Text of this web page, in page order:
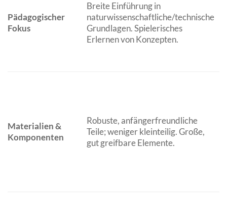
Pädagogischer
Fokus
Breite Einführung in
naturwissenschaftliche/technische
Grundlagen. Spielerisches
Erlernen von Konzepten.
Materialien &
Komponenten
Robuste, anfängerfreundliche
Teile; weniger kleinteilig. Große,
gut greifbare Elemente.